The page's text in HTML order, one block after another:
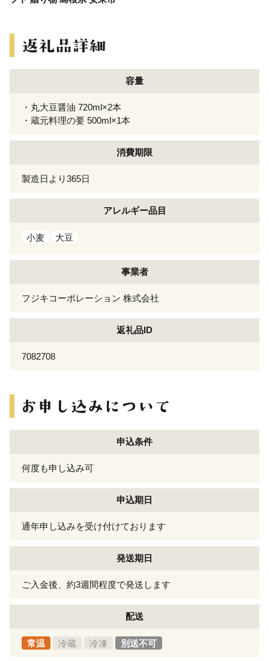
容量
・丸大豆醤油 720ml×2本
・蔵元料理の要 500ml×1本
消費期限
製造日より365日
アレルギー品目
小麦 大豆
事業者
フジキコーポレーション 株式会社
返礼品ID
7082708
申込条件
何度も申し込み可
申込期日
通年申し込みを受け付けております
発送期日
ご入金後、約3週間程度で発送します
配送
常温 冷蔵 冷凍 別送不可